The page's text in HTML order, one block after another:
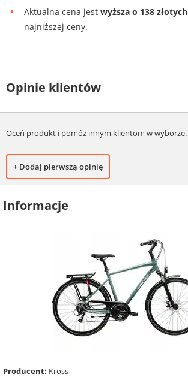
Aktualna cena jest wyższa o 138 złotych
najniższej ceny.
Opinie klientów
Oceń produkt i pomóż innym klientom w wyborze.
+ Dodaj pierwszą opinię
Informacje
Producent: Kross